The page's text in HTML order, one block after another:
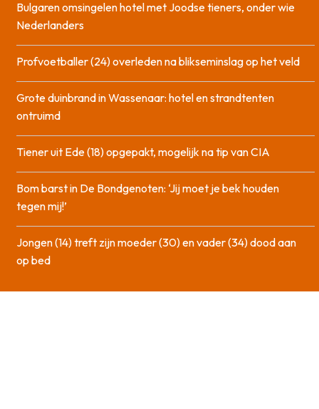
Bulgaren omsingelen hotel met Joodse tieners, onder wie
Nederlanders
Profvoetballer (24) overleden na blikseminslag op het veld
Grote duinbrand in Wassenaar: hotel en strandtenten
ontruimd
Tiener uit Ede (18) opgepakt, mogelijk na tip van CIA
Bom barst in De Bondgenoten: ‘Jij moet je bek houden
tegen mij!’
Jongen (14) treft zijn moeder (30) en vader (34) dood aan
op bed